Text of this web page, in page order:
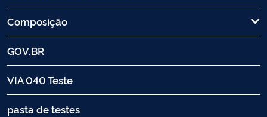
Composição
GOV.BR
VIA 040 Teste
pasta de testes